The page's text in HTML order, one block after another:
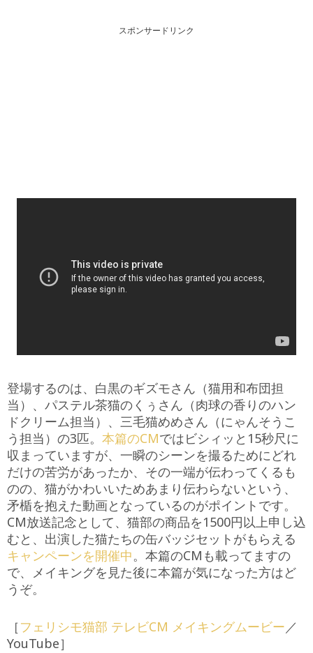
スポンサードリンク
登場するのは、白黒のギズモさん（猫用和布団担
当）、パステル茶猫のくぅさん（肉球の香りのハン
ドクリーム担当）、三毛猫めめさん（にゃんそうこ
う担当）の3匹。 本篇のCMではビシィッと15秒尺に
収まっていますが、一瞬のシーンを撮るためにどれ
だけの苦労があったか、その一端が伝わってくるも
のの、猫がかわいいためあまり伝わらないという、
矛楯を抱えた動画となっているのがポイントです。
CM放送記念として、猫部の商品を1500円以上申し込
むと、出演した猫たちの缶バッジセットがもらえる
キャンペーンを開催中。本篇のCMも載ってますの
で、メイキングを見た後に本篇が気になった方はど
うぞ。
［フェリシモ猫部 テレビCM メイキングムービー／
YouTube］